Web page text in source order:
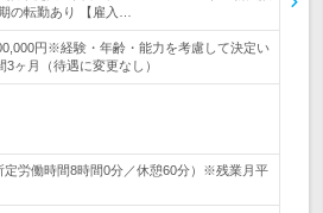
の転勤あり 【雇入…
円※経験・年齢・能力を考慮して決定い
ヶ月（待遇に変更なし）
定労働時間8時間0分／休憩60分）※残業月平